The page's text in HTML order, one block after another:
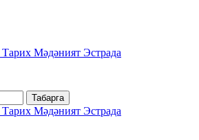
Тарих Мәдәният Эстрада
Табарга
Тарих Мәдәният Эстрада